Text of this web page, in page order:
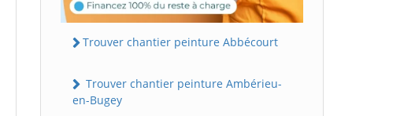
Trouver chantier peinture Abbécourt
Trouver chantier peinture Ambérieu-
en-Bugey